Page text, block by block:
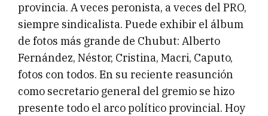
provincia. A veces peronista, a veces del PRO,
siempre sindicalista. Puede exhibir el álbum
de fotos más grande de Chubut: Alberto
Fernández, Néstor, Cristina, Macri, Caputo,
fotos con todos. En su reciente reasunción
como secretario general del gremio se hizo
presente todo el arco político provincial. Hoy